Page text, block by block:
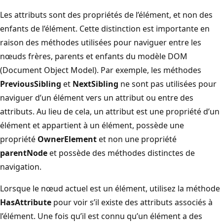
Les attributs sont des propriétés de l’élément, et non des
enfants de l’élément. Cette distinction est importante en
raison des méthodes utilisées pour naviguer entre les
nœuds frères, parents et enfants du modèle DOM
(Document Object Model). Par exemple, les méthodes
PreviousSibling et NextSibling ne sont pas utilisées pour
naviguer d’un élément vers un attribut ou entre des
attributs. Au lieu de cela, un attribut est une propriété d’un
élément et appartient à un élément, possède une
propriété OwnerElementet non une propriété
parentNodeet possède des méthodes distinctes de
navigation.
Lorsque le nœud actuel est un élément, utilisez la méthode
HasAttribute pour voir s’il existe des attributs associés à
l’élément. Une fois qu’il est connu qu’un élément a des